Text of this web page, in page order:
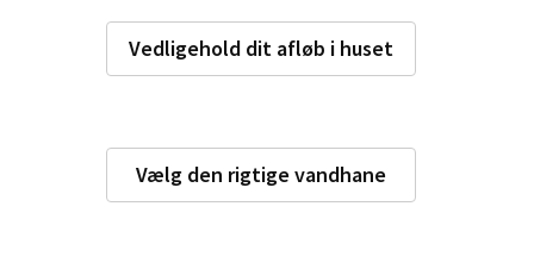
Vedligehold dit afløb i huset
Vælg den rigtige vandhane